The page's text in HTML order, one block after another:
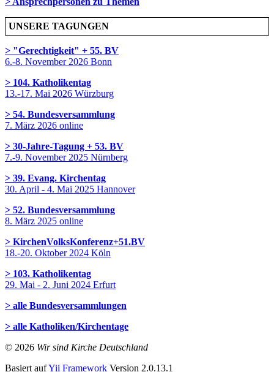
UNSERE TAGUNGEN
> "Gerechtigkeit" + 55. BV
6.-8. November 2026 Bonn
> 104. Katholikentag
13.-17. Mai 2026 Würzburg
> 54. Bundesversammlung
7. März 2026 online
> 30-Jahre-Tagung + 53. BV
7.-9. November 2025 Nürnberg
> 39. Evang. Kirchentag
30. April - 4. Mai 2025 Hannover
> 52. Bundesversammlung
8. März 2025 online
> KirchenVolksKonferenz+51.BV
18.-20. Oktober 2024 Köln
> 103. Katholikentag
29. Mai - 2. Juni 2024 Erfurt
> alle Bundesversammlungen
> alle Katholiken/Kirchentage
© 2026 Wir sind Kirche Deutschland
Basiert aufYii Framework Version 2.0.13.1